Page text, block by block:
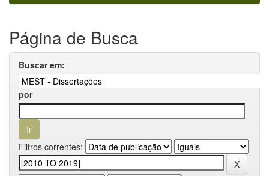
Página de Busca
Buscar em:
por
Filtros correntes: